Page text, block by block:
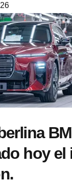
hoy el